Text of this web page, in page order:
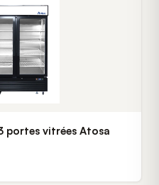
portes vitrées Atosa